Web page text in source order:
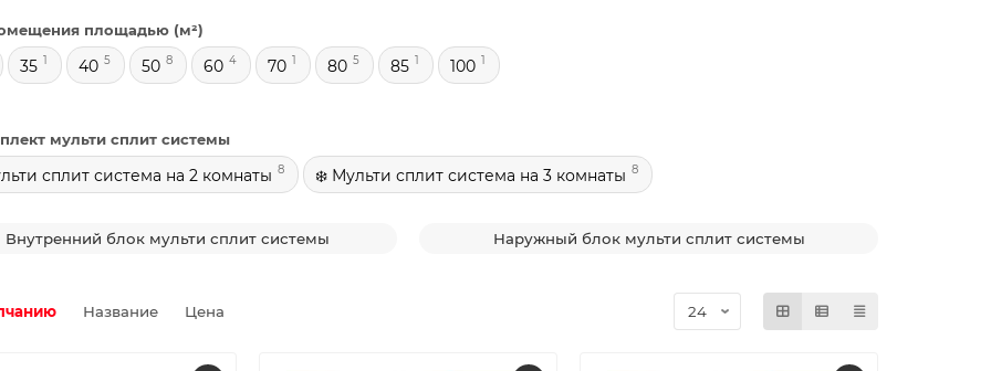
площадью (м²)
35 1 40 5 50 8 60 4 70 1 80 5 85 1 100 1
мульти сплит системы
сплит система на 2 комнаты 8 ❄️ Мульти сплит система на 3 комнаты 8
Внутренний блок мульти сплит системы Наружный блок мульти сплит системы
Название Цена